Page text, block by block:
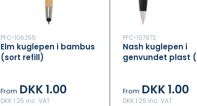
PFC-106255
Elm kuglepen i bambus
(sort refill)
From DKK 1.00
DKK 1.25 inc. VAT
PFC-107972
Nash kuglepen i
genvundet plast
From DKK 1.00
DKK 1.25 inc. VAT